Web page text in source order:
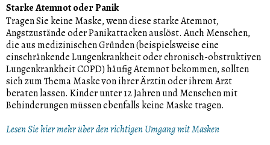
Starke Atemnot oder Panik
Tragen Sie keine Maske, wenn diese starke Atemnot,
Angstzustände oder Panikattacken auslöst. Auch Menschen,
die aus medizinischen Gründen (beispielsweise eine
einschränkende Lungenkrankheit oder chronisch-obstruktiven
Lungenkrankheit COPD) häufig Atemnot bekommen, sollten
sich zum Thema Maske von ihrer Ärztin oder ihrem Arzt
beraten lassen. Kinder unter 12 Jahren und Menschen mit
Behinderungen müssen ebenfalls keine Maske tragen.
Lesen Sie hier mehr über den richtigen Umgang mit Masken